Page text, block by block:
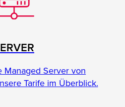
Managed Server von
Tarife im Überblick.